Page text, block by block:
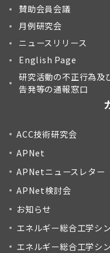
賛助会員会議
月例研究会
ニュースリリース
English Page
研究活動の不正行為及
告発等の通報窓口
ACC技術研究会
APNet
APNetニュースレター
APNet検討会
お知らせ
エネルギー総合工学シ
エネルギー総合工学シ